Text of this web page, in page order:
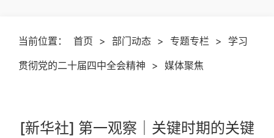
当前位置： 首页 > 部门动态 > 专题专栏 >
学习
贯彻党的二十届四中全会精神 > 媒体聚焦
[新华社] 第一观察｜关键时期的关键